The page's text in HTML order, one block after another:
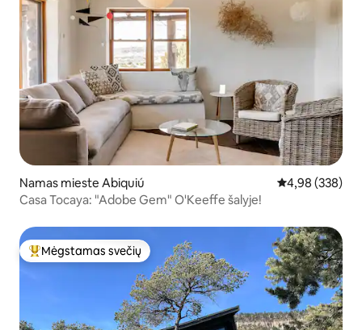
Namas mieste Abiquiú Vidutinis
4,98 (338)
Casa Tocaya: "Adobe Gem" O'Keeffe šalyje!
Svečių mėgstamiausias
Mėgstamas svečių